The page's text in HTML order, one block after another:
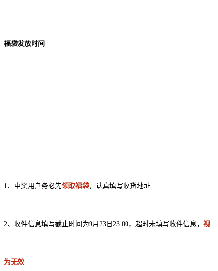
福袋发放时间
1、中奖用户务必先领取福袋，认真填写收货地址
2、收件信息填写截止时间为9月23日23:00，超时未填写收件信息， 视
为无效